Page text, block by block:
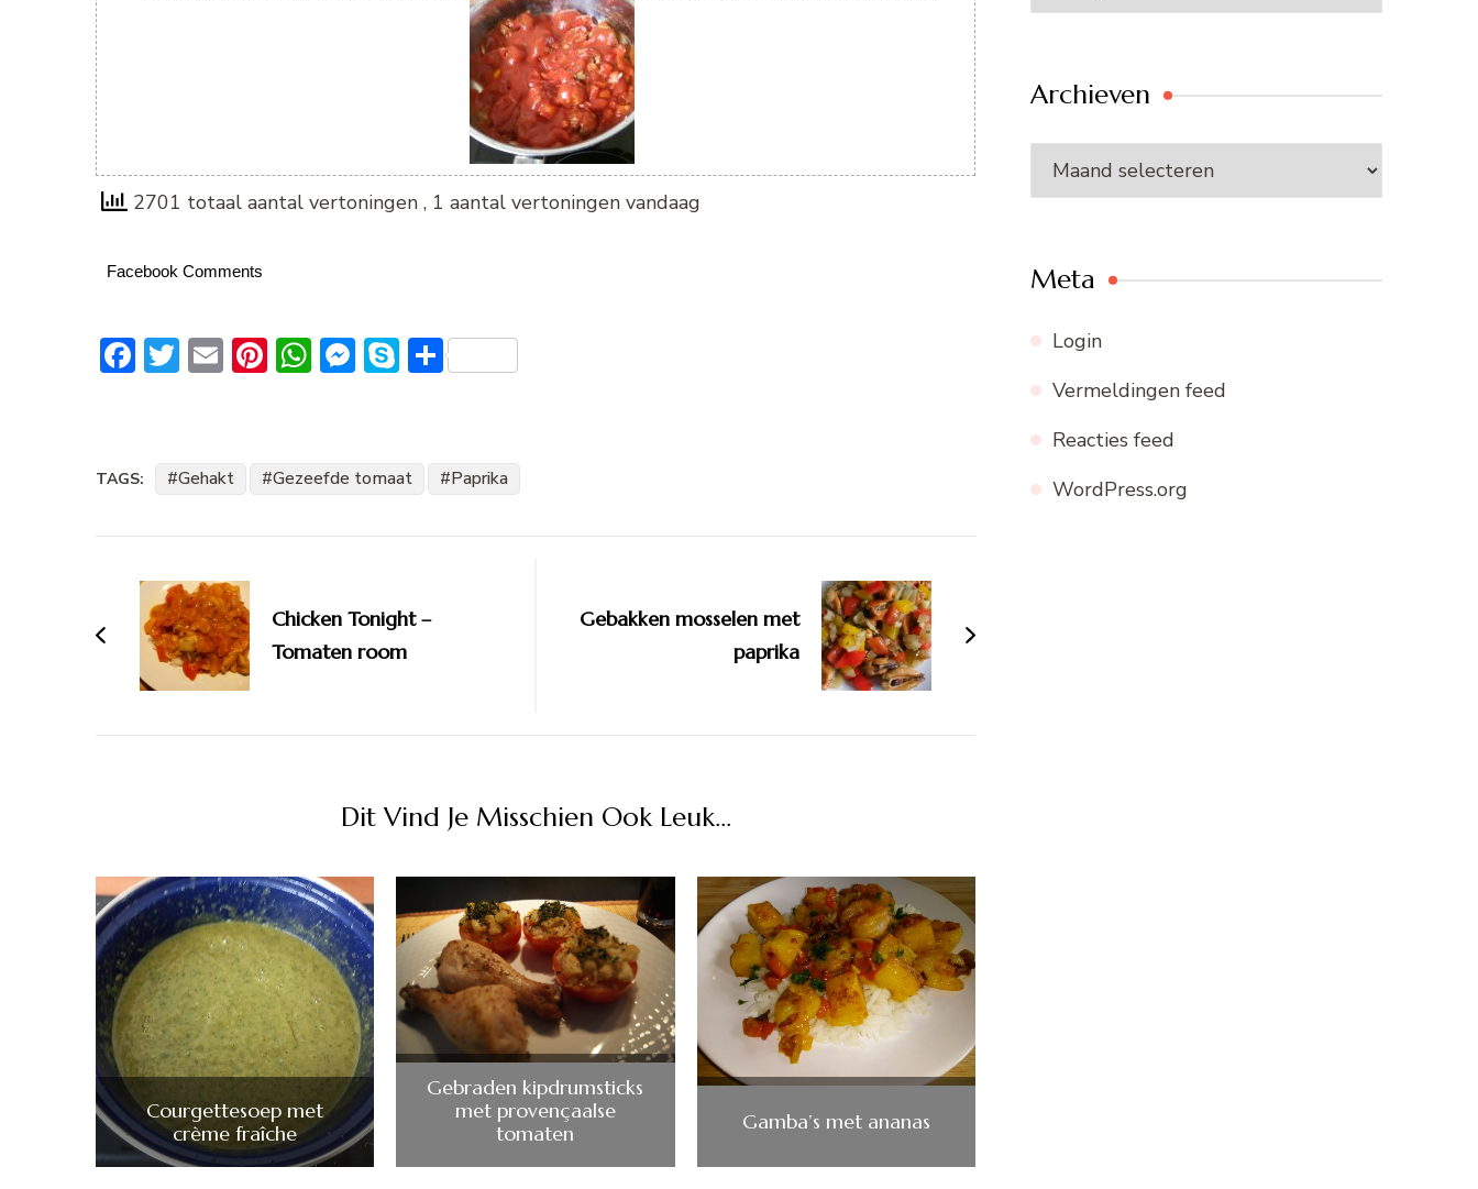
2701 totaal aantal vertoningen , 1 aantal vertoningen vandaag
Facebook Comments
Facebook
Twitter
EmailPinterest
WhatsApp
Messenger
Skype
Delen
TAGS: Gehakt Gezeefde tomaat Paprika
navigatie
Chicken Tonight –
Tomaten room
Gebakken mosselen met
paprika
Dit Vind Je Misschien Ook Leuk...
Courgettesoep met
crème fraîche
Gebraden kipdrumsticks
met provençaalse
tomaten
Gamba’s met ananas
Archieven
Archieven
Meta
Login
Vermeldingen feed
Reacties feed
WordPress.org